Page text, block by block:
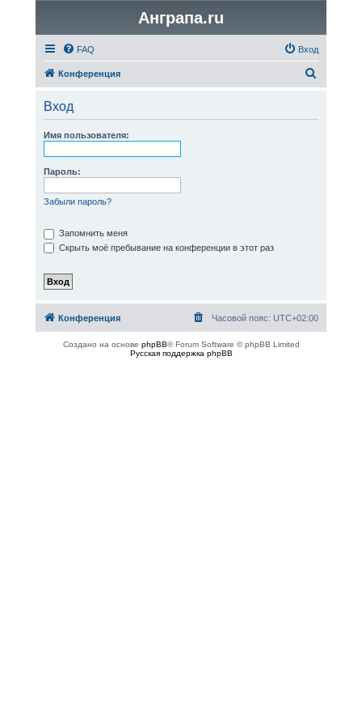
Анграпа.ru
FAQ Вход
Конференция
Вход
Имя пользователя:
Пароль:
Забыли пароль?
Запомнить меня
Скрыть моё пребывание на конференции в этот раз
Конференция Часовой пояс: UTC+02:00
Создано на основе phpBB® Forum Software © phpBB Limited
Русская поддержка phpBB